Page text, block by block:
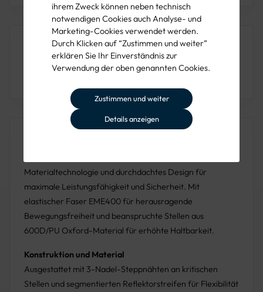
ihrem Zweck können neben technisch
notwendigen Cookies auch Analyse- und
Marketing-Cookies verwendet werden.
Durch Klicken auf “Zustimmen und weiter”
erklären Sie Ihr Einverständnis zur
Verwendung der oben genannten Cookies.
Zustimmen und weiter
Details anzeigen
Dieses Produkt ist auch in folgenden
Farben verfügbar
Farbe: Leuchtgelb-Marine
Produktbeschreibung
Materialtechnologie und durchdachtes Design für
maximale Leistungsfähigkeit und Sicherheit. Mit
elastischer Faser EME400 für herausragende
Bewegungsfreiheit und beanspruchte Stellen aus
600D/PU Oxford-Material für erhöhte Haltbarkeit.
Konstruktion und Material
Ausgestattet mit 3-Nadel-Steppnähten an kritischen
Stellen und segmentierten Reflektorstreifen für Flexibilität